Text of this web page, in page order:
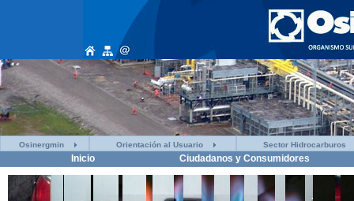
Osinergmin Orientación al Usuario Sector Hidrocarburos
Inicio Ciudadanos y Consumidores